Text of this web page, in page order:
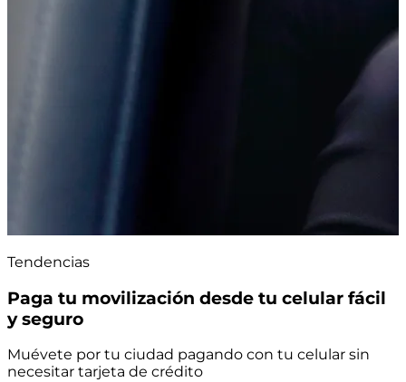
Tendencias
Paga tu movilización desde tu celular fácil
y seguro
Muévete por tu ciudad pagando con tu celular sin
necesitar tarjeta de crédito